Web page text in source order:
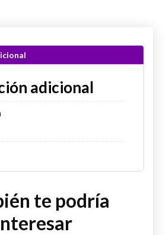
adicional
te podría